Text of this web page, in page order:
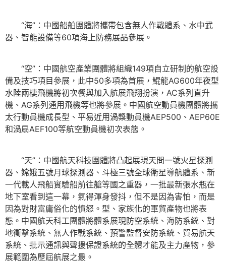
“海”：中國船舶團體將攜帶包含無人作戰體系、水中武
器、智能設備等60項海上防務展品參展。
“空”：中國航空產業團體將組織149項自立研制的航空設
備及技巧項目參展，此中50多項為首展，鯤龍AG600年夜型
水陸兩棲飛機將初次餐與加入航展飛翔扮演，AC系列直升
機、AG系列通用飛機等也將參展。中國航空動員機團體將攜
太行動員機成長型、平易近用渦槳動員機AEP500、AEP60E
和渦扇AEF100等航空動員機初次表態。
“天”：中國航天科技團體將凸起展現天問一號火星探測
器、嫦娥五號月球探測器、斗極三號全球衛星導航體系、新
一代載人飛船實驗船前往艙等國之重器，一批最新張水瓶在
地下室看到這一幕，氣得渾身發抖，但不是因為害怕，而是
因為對財富庸俗化的憤怒。型、家族化的軍貿產物也將表
態。中國航天科工團體將體系展現防空系統、海防系統、對
地衝擊系統、無人作戰系統、預警監督安防系統、貿易航天
系統、批示通訊與聲援保證系統的全體才能及主力產物，參
展範圍為歷屆航展之最。